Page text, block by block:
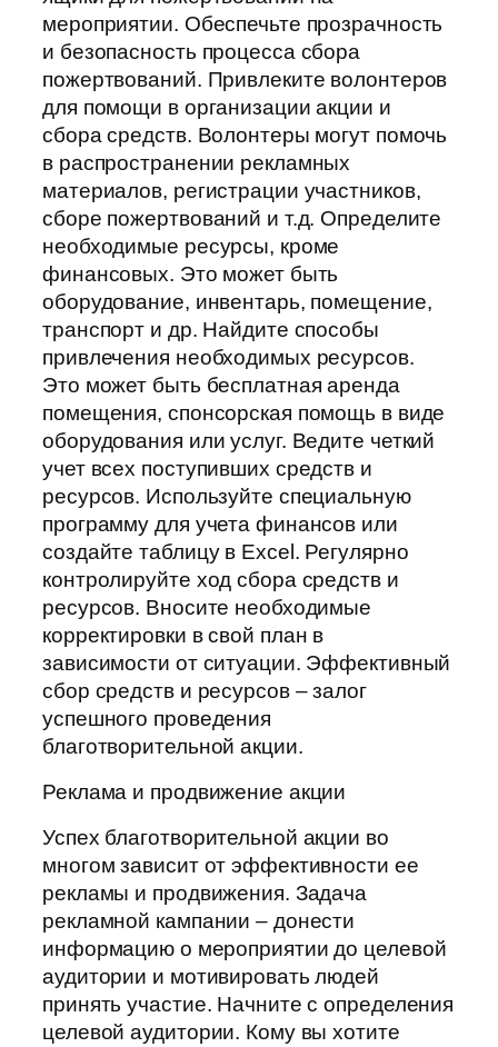
мероприятии. Обеспечьте прозрачность
и безопасность процесса сбора
пожертвований. Привлеките волонтеров
для помощи в организации акции и
сбора средств. Волонтеры могут помочь
в распространении рекламных
материалов, регистрации участников,
сборе пожертвований и т.д. Определите
необходимые ресурсы, кроме
финансовых. Это может быть
оборудование, инвентарь, помещение,
транспорт и др. Найдите способы
привлечения необходимых ресурсов.
Это может быть бесплатная аренда
помещения, спонсорская помощь в виде
оборудования или услуг. Ведите четкий
учет всех поступивших средств и
ресурсов. Используйте специальную
программу для учета финансов или
создайте таблицу в Excel. Регулярно
контролируйте ход сбора средств и
ресурсов. Вносите необходимые
корректировки в свой план в
зависимости от ситуации. Эффективный
сбор средств и ресурсов – залог
успешного проведения
благотворительной акции.
Реклама и продвижение акции
Успех благотворительной акции во
многом зависит от эффективности ее
рекламы и продвижения. Задача
рекламной кампании – донести
информацию о мероприятии до целевой
аудитории и мотивировать людей
принять участие. Начните с определения
целевой аудитории. Кому вы хотите